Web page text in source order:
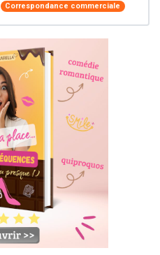
Correspondance commerciale